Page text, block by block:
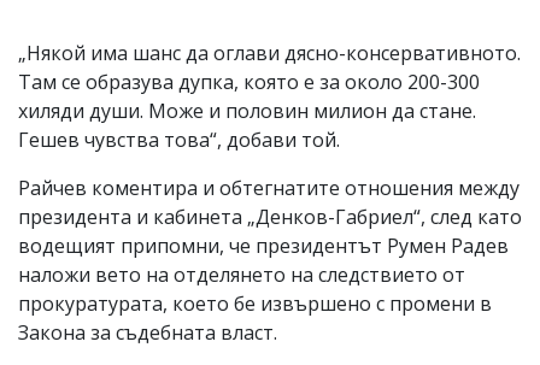
„Някой има шанс да оглави дясно-консервативното.
Там се образува дупка, която е за около 200-300
хиляди души. Може и половин милион да стане.
Гешев чувства това“, добави той.
Райчев коментира и обтегнатите отношения между
президента и кабинета „Денков-Габриел“, след като
водещият припомни, че президентът Румен Радев
наложи вето на отделянето на следствието от
прокуратурата, което бе извършено с промени в
Закона за съдебната власт.